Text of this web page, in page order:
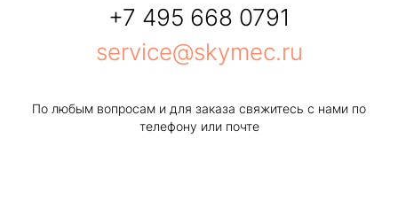
+7 495 668 0791
service@skymec.ru
По любым вопросам и для заказа свяжитесь с нами по
телефону или почте